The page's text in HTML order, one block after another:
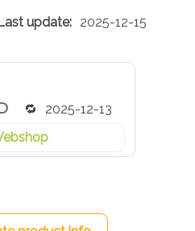
2025-12-15
2025-12-13